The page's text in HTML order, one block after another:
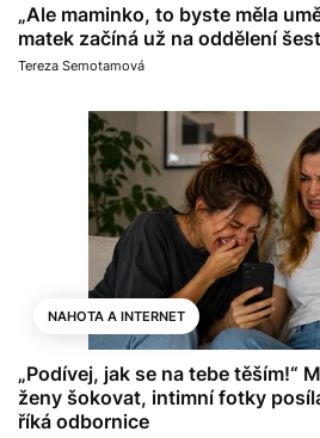
„Ale maminko, to byste měla
matek začíná už na oddělení
Tereza Semotamová
NAHOTA A INTERNET
„Podívej, jak se na tebe těším!“
ženy šokovat, intimní fotky
říká odbornice